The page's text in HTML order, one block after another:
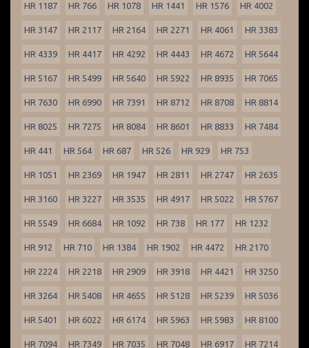
HR 1187 HR 766 HR 1078 HR 1441 HR 1576 HR 4002
HR 3147 HR 2117 HR 2164 HR 2271 HR 4061 HR 3383
HR 4339 HR 4417 HR 4292 HR 4443 HR 4672 HR 5644
HR 5167 HR 5499 HR 5640 HR 5922 HR 8935 HR 7065
HR 7630 HR 6990 HR 7391 HR 8712 HR 8708 HR 8814
HR 8025 HR 7275 HR 8084 HR 8601 HR 8833 HR 7484
HR 441 HR 564 HR 687 HR 526 HR 929 HR 753
HR 1051 HR 2369 HR 1947 HR 2811 HR 2747 HR 2635
HR 3160 HR 3227 HR 3535 HR 4917 HR 5022 HR 5767
HR 5549 HR 6684 HR 1092 HR 738 HR 177 HR 1232
HR 912 HR 710 HR 1384 HR 1902 HR 4472 HR 2170
HR 2224 HR 2218 HR 2909 HR 3918 HR 4421 HR 3250
HR 3264 HR 5408 HR 4655 HR 5128 HR 5239 HR 5036
HR 5401 HR 6022 HR 6174 HR 5963 HR 5983 HR 8100
HR 7094 HR 7349 HR 7035 HR 7048 HR 6917 HR 7214